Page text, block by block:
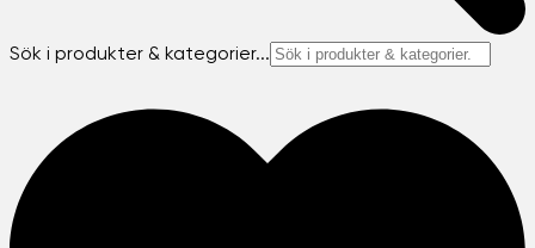
Sök i produkter & kategorier...